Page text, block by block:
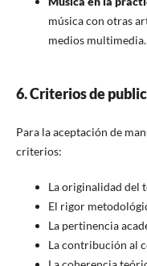
música con otras
medios multimedia.
6. Criterios de
Para la aceptación de
criterios:
La originalidad del
El rigor
La pertinencia
La contribución al